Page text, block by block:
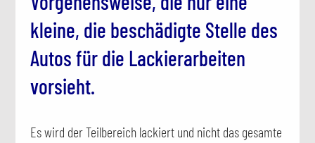
kleine, die beschädigte Stelle des
Autos für die Lackierarbeiten
vorsieht.
Es wird der Teilbereich lackiert und nicht das gesamte